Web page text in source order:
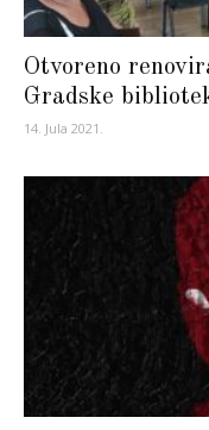
Otvoreno
Gradske
14. Jula 2021.